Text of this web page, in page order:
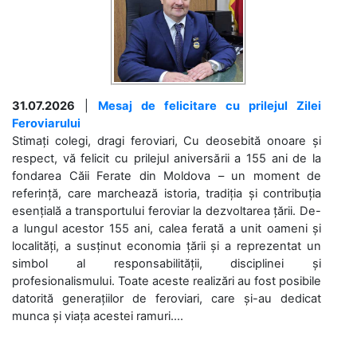
31.07.2026
Mesaj de felicitare cu prilejul Zilei
Feroviarului
Stimați colegi, dragi feroviari, Cu deosebită onoare și
respect, vă felicit cu prilejul aniversării a 155 ani de la
fondarea Căii Ferate din Moldova – un moment de
referință, care marchează istoria, tradiția și contribuția
esențială a transportului feroviar la dezvoltarea țării. De-
a lungul acestor 155 ani, calea ferată a unit oameni și
localități, a susținut economia țării și a reprezentat un
simbol al responsabilității, disciplinei și
profesionalismului. Toate aceste realizări au fost posibile
datorită generațiilor de feroviari, care și-au dedicat
munca și viața acestei ramuri....